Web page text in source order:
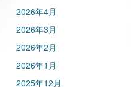
2026年4月
2026年3月
2026年2月
2026年1月
2025年12月